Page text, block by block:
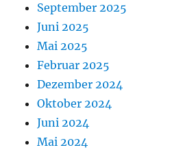
September 2025
Juni 2025
Mai 2025
Februar 2025
Dezember 2024
Oktober 2024
Juni 2024
Mai 2024